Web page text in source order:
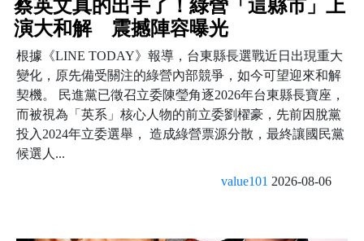
蔡英文真的出手了！綠營「這縣市」上
演大和解 震撼陣容曝光
根據《LINE TODAY》報導，台東縣長選戰近日出現重大
變化，原先備受關注的綠營內部競爭，如今可望迎來和解
契機。 民進黨已徵召立委陳瑩角逐2026年台東縣長寶座，
而被視為「英系」核心人物的前立委劉櫂豪，先前因脫黨
投入2024年立委選舉， 造成綠營票源分散，最終讓國民黨
候選人...
value101 2026-08-06